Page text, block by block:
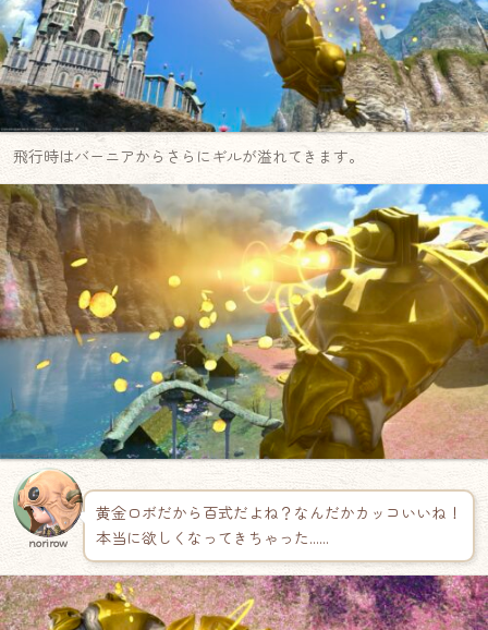
飛行時はバーニアからさらにギルが溢れてきます。
norirow
黄金ロボだから百式だよね？なんだかカッコいいね！
本当に欲しくなってきちゃった……